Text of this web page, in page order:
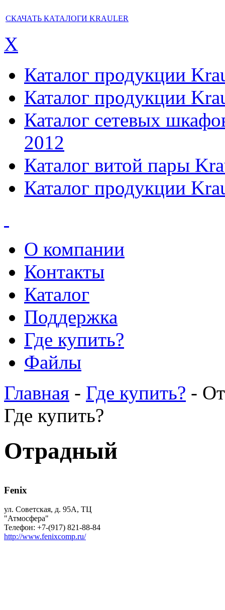
СКАЧАТЬ КАТАЛОГИ KRAULER
X
Каталог продукции
Каталог продукции
Каталог сетевых
2012
Каталог витой пары
Каталог продукции
О компании
Контакты
Каталог
Поддержка
Где купить?
Файлы
Главная - Где купить? -
Где купить?
Отрадный
Fenix
ул. Советская, д. 95А, ТЦ
"Атмосфера"
Телефон: +7-(917) 821-88-84
http://www.fenixcomp.ru/